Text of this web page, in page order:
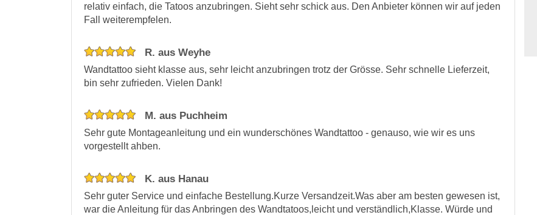
relativ einfach, die Tatoos anzubringen. Sieht sehr schick aus. Den Anbieter können wir auf jeden
Fall weiterempfelen.
R. aus Weyhe
Wandtattoo sieht klasse aus, sehr leicht anzubringen trotz der Grösse. Sehr schnelle Lieferzeit,
bin sehr zufrieden. Vielen Dank!
M. aus Puchheim
Sehr gute Montageanleitung und ein wunderschönes Wandtattoo - genauso, wie wir es uns
vorgestellt ahben.
K. aus Hanau
Sehr guter Service und einfache Bestellung.Kurze Versandzeit.Was aber am besten gewesen ist,
war die Anleitung für das Anbringen des Wandtatoos,leicht und verständlich,Klasse. Würde und